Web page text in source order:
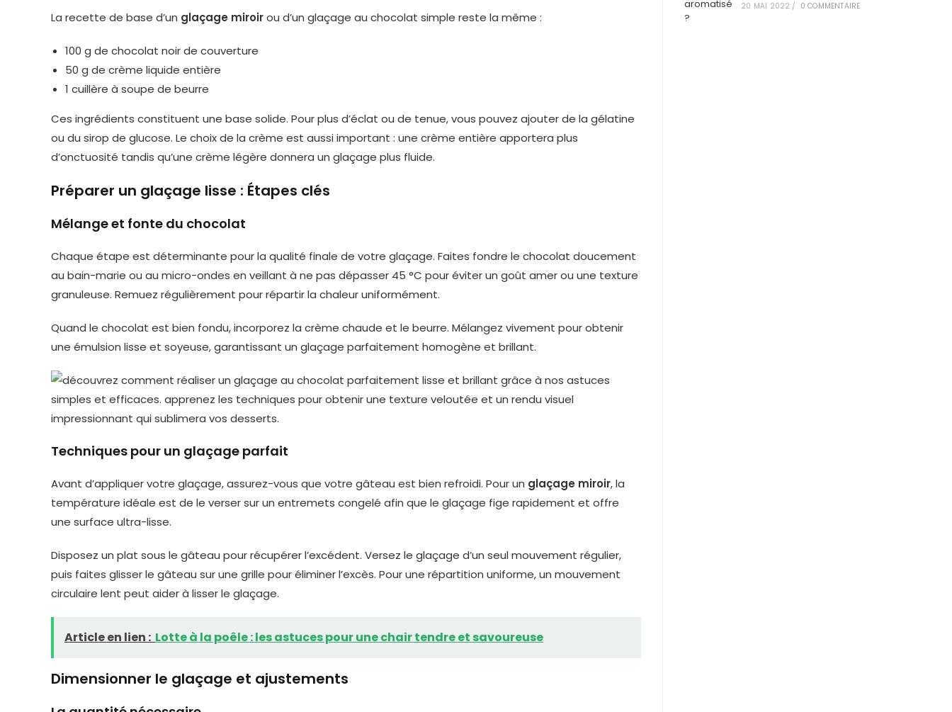
La recette de base d’un glaçage miroirou d’un glaçage au chocolat simple reste la même :
100 g de chocolat noir de couverture
50 g de crème liquide entière
1 cuillère à soupe de beurre
Ces ingrédients constituent une base solide. Pour plus d’éclat ou de tenue, vous pouvez ajouter de la gélatine
ou du sirop de glucose. Le choix de la crème est aussi important : une crème entière apportera plus
d’onctuosité tandis qu’une crème légère donnera un glaçage plus fluide.
Préparer un glaçage lisse : Étapes clés
Mélange et fonte du chocolat
Chaque étape est déterminante pour la qualité finale de votre glaçage. Faites fondre le chocolat doucement
au bain-marie ou au micro-ondes en veillant à ne pas dépasser 45 °C pour éviter un goût amer ou une texture
granuleuse. Remuez régulièrement pour répartir la chaleur uniformément.
Quand le chocolat est bien fondu, incorporez la crème chaude et le beurre. Mélangez vivement pour obtenir
une émulsion lisse et soyeuse, garantissant un glaçage parfaitement homogène et brillant.
Techniques pour un glaçage parfait
Avant d’appliquer votre glaçage, assurez-vous que votre gâteau est bien refroidi. Pour un glaçage miroir, la
température idéale est de le verser sur un entremets congelé afin que le glaçage fige rapidement et offre
une surface ultra-lisse.
Disposez un plat sous le gâteau pour récupérer l’excédent. Versez le glaçage d’un seul mouvement régulier,
puis faites glisser le gâteau sur une grille pour éliminer l’excès. Pour une répartition uniforme, un mouvement
circulaire lent peut aider à lisser le glaçage.
Article en lien : Lotte à la poêle : les astuces pour une chair tendre et savoureuse
Dimensionner le glaçage et ajustements
20 MAI 2022 / 0 COMMENTAIRE